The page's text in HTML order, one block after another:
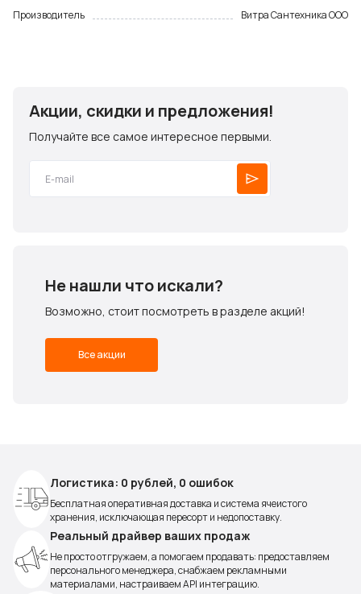
Производитель
Витра Сантехника ООО
Акции, скидки и предложения!
Получайте все самое интересное первыми.
Не нашли что искали?
Возможно, стоит посмотреть в разделе акций!
Все акции
Логистика: 0 рублей, 0 ошибок
Бесплатная оперативная доставка и система ячеистого
хранения, исключающая пересорт и недопоставку.
Реальный драйвер ваших продаж
Не просто отгружаем, а помогаем продавать: предоставляем
персонального менеджера, снабжаем рекламными
материалами, настраиваем API интеграцию.